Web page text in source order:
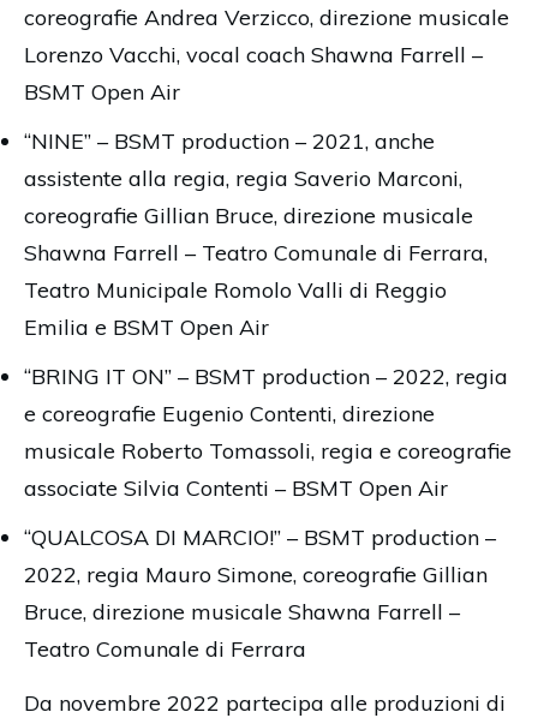
coreografie Andrea Verzicco, direzione musicale
Lorenzo Vacchi, vocal coach Shawna Farrell –
BSMT Open Air
“NINE” – BSMT production – 2021, anche
assistente alla regia, regia Saverio Marconi,
coreografie Gillian Bruce, direzione musicale
Shawna Farrell – Teatro Comunale di Ferrara,
Teatro Municipale Romolo Valli di Reggio
Emilia e BSMT Open Air
“BRING IT ON” – BSMT production – 2022, regia
e coreografie Eugenio Contenti, direzione
musicale Roberto Tomassoli, regia e coreografie
associate Silvia Contenti – BSMT Open Air
“QUALCOSA DI MARCIO!” – BSMT production –
2022, regia Mauro Simone, coreografie Gillian
Bruce, direzione musicale Shawna Farrell –
Teatro Comunale di Ferrara
Da novembre 2022 partecipa alle produzioni di